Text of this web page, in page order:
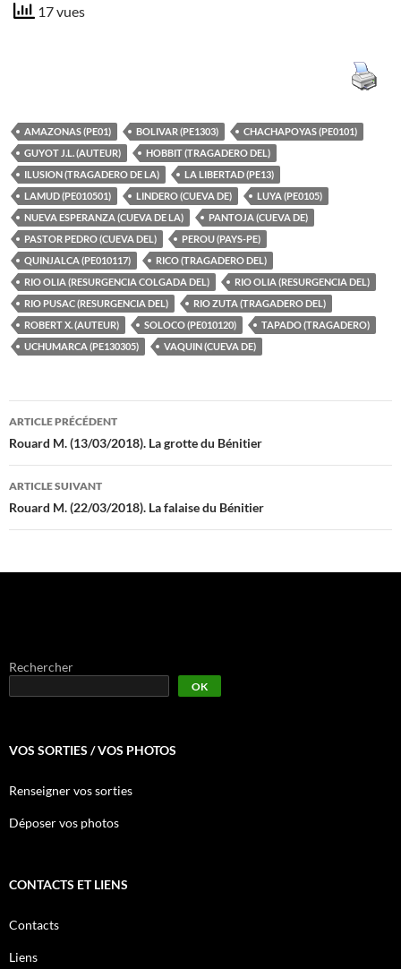
17 vues
AMAZONAS (PE01) BOLIVAR (PE1303)
CHACHAPOYAS (PE0101)
GUYOT J.L. (AUTEUR)
HOBBIT (TRAGADERO DEL)
ILUSION (TRAGADERO DE LA)
LA LIBERTAD (PE13)
LAMUD (PE010501)
LINDERO (CUEVA DE)
LUYA (PE0105)
NUEVA ESPERANZA (CUEVA DE LA)
PANTOJA (CUEVA DE)
PASTOR PEDRO (CUEVA DEL)
PEROU (PAYS-PE)
QUINJALCA (PE010117)
RICO (TRAGADERO DEL)
RIO OLIA (RESURGENCIA COLGADA DEL)
RIO OLIA (RESURGENCIA DEL)
RIO PUSAC (RESURGENCIA DEL)
RIO ZUTA (TRAGADERO DEL)
ROBERT X. (AUTEUR)
SOLOCO (PE010120)
TAPADO (TRAGADERO)
UCHUMARCA (PE130305)
VAQUIN (CUEVA DE)
Navigation
des
articles
ARTICLE PRÉCÉDENT
Rouard M. (13/03/2018). La grotte du Bénitier
ARTICLE SUIVANT
Rouard M. (22/03/2018). La falaise du Bénitier
Rechercher
OK
VOS SORTIES / VOS PHOTOS
Renseigner vos sorties
Déposer vos photos
CONTACTS ET LIENS
Contacts
Liens